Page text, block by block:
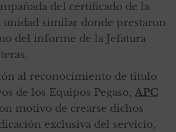
del certificado de la
unidad similar donde prestaron
del informe de la Jefatura
reconocimiento de título
de los Equipos Pegaso, APC
motivo de crearse dichos
exclusiva del servicio,